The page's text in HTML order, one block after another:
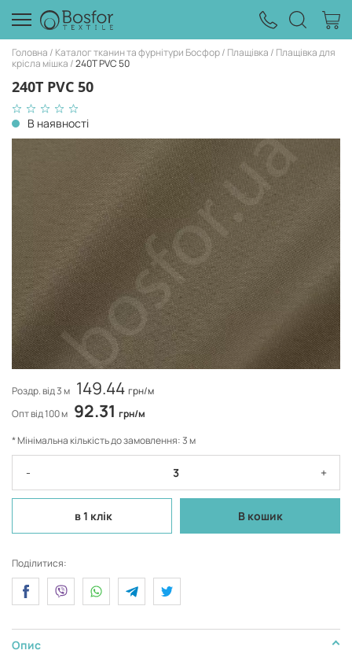
Головна Каталог тканин та фурнітури Босфор Плащівка
Плащівка для
крісла мішка 240Т PVC 50
240Т PVC 50
В наявності
Роздр. від 3 м 149.44 грн/м
Опт від 100 м 92.31 грн/м
* Мінімальна кількість до замовлення: 3 м
- +
в 1 клік В кошик
Поділитися:
Опис